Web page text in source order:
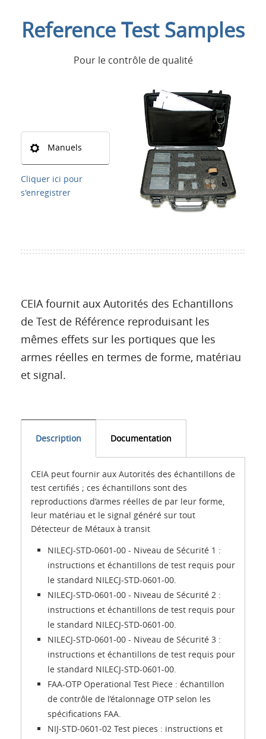
Applications
Contacts
Login
Reference Test Samples
Pour le contrôle de qualité
Manuels
Cliquer ici pour
s'enregistrer
CEIA fournit aux Autorités des Echantillons
de Test de Référence reproduisant les
mêmes effets sur les portiques que les
armes réelles en termes de forme, matériau
et signal.
Description Documentation
CEIA peut fournir aux Autorités des échantillons de
test certifiés ; ces échantillons sont des
reproductions d’armes réelles de par leur forme,
leur matériau et le signal généré sur tout
Détecteur de Métaux à transit
NILECJ-STD-0601-00 - Niveau de Sécurité 1 :
instructions et échantillons de test requis pour
le standard NILECJ-STD-0601-00.
NILECJ-STD-0601-00 - Niveau de Sécurité 2 :
instructions et échantillons de test requis pour
le standard NILECJ-STD-0601-00.
NILECJ-STD-0601-00 - Niveau de Sécurité 3 :
instructions et échantillons de test requis pour
le standard NILECJ-STD-0601-00.
FAA-OTP Operational Test Piece : échantillon
de contrôle de l’étalonnage OTP selon les
spécifications FAA.
NIJ-STD-0601-02 Test pieces : instructions et